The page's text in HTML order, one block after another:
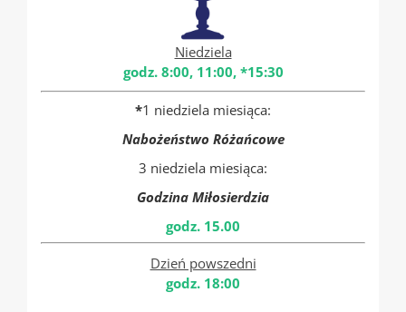
Niedziela
godz. 8:00, 11:00, *15:30
*1 niedziela miesiąca:
Nabożeństwo Różańcowe
3 niedziela miesiąca:
Godzina Miłosierdzia
godz. 15.00
Dzień powszedni
godz. 18:00